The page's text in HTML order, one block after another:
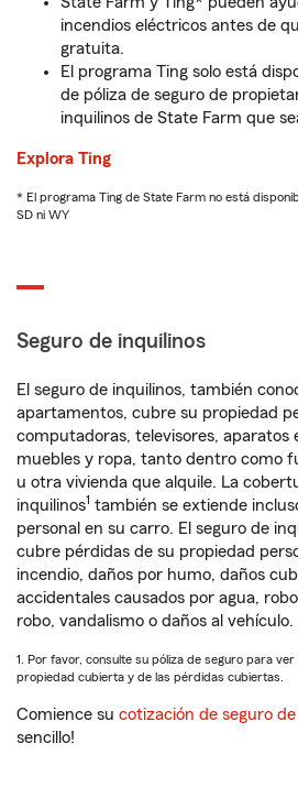
incendios eléctricos antes de
gratuita.
El programa Ting solo está
de póliza de seguro de
inquilinos de State Farm que
Explora Ting
* El programa Ting de State Farm no está
SD ni WY
Seguro de inquilinos
El seguro de inquilinos, también
apartamentos, cubre su propiedad
computadoras, televisores, aparatos
muebles y ropa, tanto dentro como
u otra vivienda que alquile. La
inquilinos1 también se extiende
personal en su carro. El seguro de
cubre pérdidas de su propiedad
incendio, daños por humo, daños
accidentales causados por agua,
robo, vandalismo o daños al vehículo.
1. Por favor, consulte su póliza de seguro para
propiedad cubierta y de las pérdidas cubiertas.
Comience su cotización de seguro
sencillo!